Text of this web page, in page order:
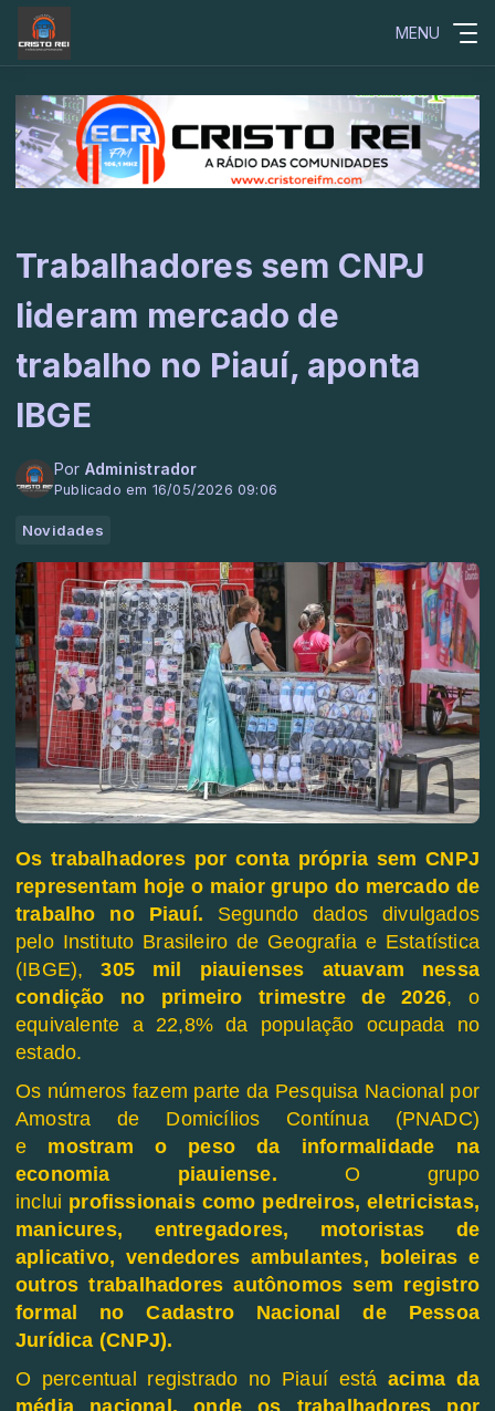
MENU
Trabalhadores sem CNPJ
lideram mercado de
trabalho no Piauí, aponta
IBGE
Por Administrador
Publicado em 16/05/2026 09:06
Novidades
Os trabalhadores por conta própria sem CNPJ
representam hoje o maior grupo do mercado de
trabalho no Piauí. Segundo dados divulgados
pelo Instituto Brasileiro de Geografia e Estatística
(IBGE),305 mil piauienses atuavam nessa
condição no primeiro trimestre de 2026, o
equivalente a 22,8% da população ocupada no
estado.
Os números fazem parte da Pesquisa Nacional por
Amostra de Domicílios Contínua (PNADC)
e mostram o peso da informalidade na
economia piauiense. O grupo
inclui profissionais como pedreiros, eletricistas,
manicures, entregadores, motoristas de
aplicativo, vendedores ambulantes, boleiras e
outros trabalhadores autônomos sem registro
formal no Cadastro Nacional de Pessoa
Jurídica (CNPJ).
O percentual registrado no Piauí está acima da